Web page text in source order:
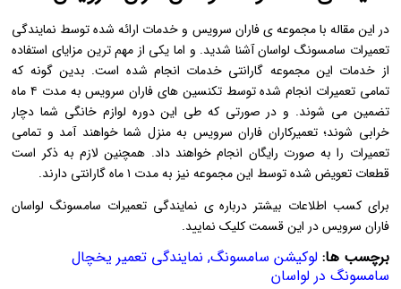
در این مقاله با مجموعه ی فاران سرویس و خدمات ارائه شده توسط نمایندگی
تعمیرات سامسونگ لواسان آشنا شدید. و اما یکی از مهم ترین مزایای استفاده
از خدمات این مجموعه گارانتی خدمات انجام شده است. بدین گونه که
تمامی تعمیرات انجام شده توسط تکنسین های فاران سرویس به مدت ۴ ماه
تضمین می شوند. و در صورتی که طی این دوره لوازم خانگی شما دچار
خرابی شوند؛ تعمیرکاران فاران سرویس به منزل شما خواهند آمد و تمامی
تعمیرات را به صورت رایگان انجام خواهند داد. همچنین لازم به ذکر است
قطعات تعویض شده توسط این مجموعه نیز به مدت ۱ ماه گارانتی دارند.
برای کسب اطلاعات بیشتر درباره ی نمایندگی تعمیرات سامسونگ لواسان
فاران سرویس در این قسمت کلیک نمایید.
برچسب ها: لوکیشن سامسونگ, نمایندگی تعمیر یخچال
سامسونگ در لواسان